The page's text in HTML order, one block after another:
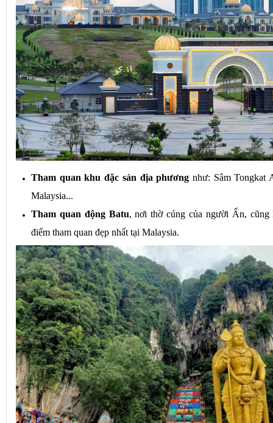
Tham quan khu đặc sản địa phương
Malaysia...
Tham quan động Batu , nơi thờ cúng của người Ấn, cũng
điểm tham quan đẹp nhất tại Malaysia.